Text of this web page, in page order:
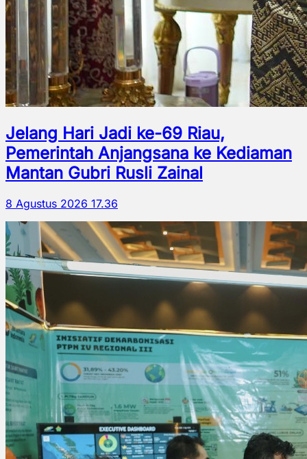
Jelang Hari Jadi ke-69 Riau,
Pemerintah Anjangsana ke Kediaman
Mantan Gubri Rusli Zainal
8 Agustus 2026 17.36